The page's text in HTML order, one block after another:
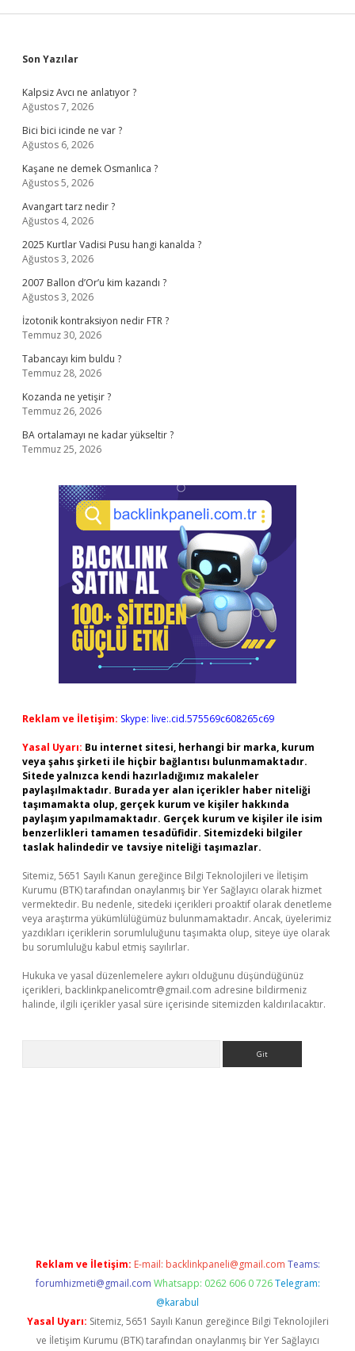
Sidebar
Son Yazılar
Kalpsiz Avcı ne anlatıyor ?
Ağustos 7, 2026
Bici bici icinde ne var ?
Ağustos 6, 2026
Kaşane ne demek Osmanlıca ?
Ağustos 5, 2026
Avangart tarz nedir ?
Ağustos 4, 2026
2025 Kurtlar Vadisi Pusu hangi kanalda ?
Ağustos 3, 2026
2007 Ballon d’Or’u kim kazandı ?
Ağustos 3, 2026
İzotonik kontraksiyon nedir FTR ?
Temmuz 30, 2026
Tabancayı kim buldu ?
Temmuz 28, 2026
Kozanda ne yetişir ?
Temmuz 26, 2026
BA ortalamayı ne kadar yükseltir ?
Temmuz 25, 2026
Reklam ve İletişim: Skype: live:.cid.575569c608265c69
Yasal Uyarı: Bu internet sitesi, herhangi bir marka, kurum
veya şahıs şirketi ile hiçbir bağlantısı bulunmamaktadır.
Sitede yalnızca kendi hazırladığımız makaleler
paylaşılmaktadır. Burada yer alan içerikler haber niteliği
taşımamakta olup, gerçek kurum ve kişiler hakkında
paylaşım yapılmamaktadır. Gerçek kurum ve kişiler ile isim
benzerlikleri tamamen tesadüfidir. Sitemizdeki bilgiler
taslak halindedir ve tavsiye niteliği taşımazlar.
Sitemiz, 5651 Sayılı Kanun gereğince Bilgi Teknolojileri ve İletişim
Kurumu (BTK) tarafından onaylanmış bir Yer Sağlayıcı olarak hizmet
vermektedir. Bu nedenle, sitedeki içerikleri proaktif olarak denetleme
veya araştırma yükümlülüğümüz bulunmamaktadır. Ancak, üyelerimiz
yazdıkları içeriklerin sorumluluğunu taşımakta olup, siteye üye olarak
bu sorumluluğu kabul etmiş sayılırlar.
Hukuka ve yasal düzenlemelere aykırı olduğunu düşündüğünüz
içerikleri, backlinkpanelicomtr@gmail.com adresine bildirmeniz
halinde, ilgili içerikler yasal süre içerisinde sitemizden kaldırılacaktır.
Reklam ve İletişim: E-mail: backlinkpaneli@gmail.com Teams:
forumhizmeti@gmail.com Whatsapp: 0262 606 0 726 Telegram:
@karabul
Yasal Uyarı: Sitemiz, 5651 Sayılı Kanun gereğince Bilgi Teknolojileri
ve İletişim Kurumu (BTK) tarafından onaylanmış bir Yer Sağlayıcı